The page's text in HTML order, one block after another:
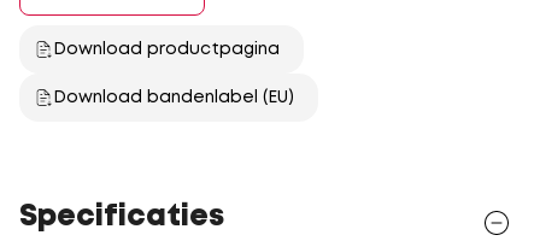
Download productpagina
Download bandenlabel (EU)
Specificaties